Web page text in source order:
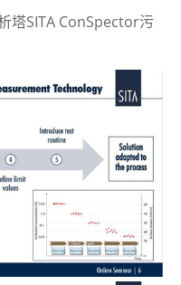
塔SITA ConSpector污